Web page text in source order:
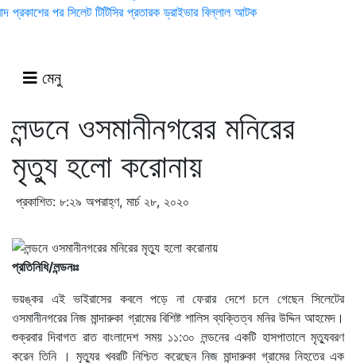
প্রকাশের পর সিলেট টিটিসির প্রতারক ড্রাইভার বিল্লাল আটক
মেনু
লন্ডনে ওসমানীনগরের মনিরের
মৃত্যু হলো করোনায়
প্রকাশিত: ৮:২৯ অপরাহ্ণ, মার্চ ২৮, ২০২০
প্রতিনিধি/লন্ডনঃঃ
ভয়ঙ্কর এই ভাইরাসের কবলে পড়ে না ফেরার দেশে চলে গেছেন সিলেটের
ওসমানীনগরের নিজ মান্দারুকা গ্রামের বিশিষ্ট শালিস ব্যক্তিত্ব মনির উদ্দিন আহমেদ।
শুক্রবার দিবাগত রাত বাংলাদেশ সময় ১১:৩০ লন্ডনের একটি হাসপাতালে মৃত্যুবরণ
করেন তিনি । মৃত্যুর খবরটি নিশ্চিত করেছেন নিজ মান্দারুকা গ্রামের নিহতের এক